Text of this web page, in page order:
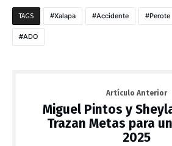
TAGS Xalapa Accidente Perote
ADO
Artículo Anterior
Miguel Pintos y
Trazan Metas para
2025